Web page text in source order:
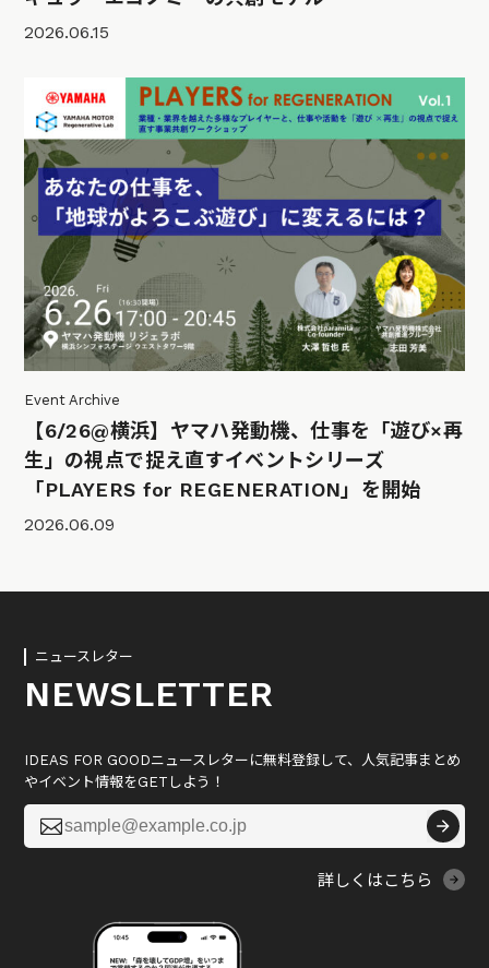
2026.06.15
Event Archive
【6/26@横浜】ヤマハ発動機、仕事を「遊び×再
生」の視点で捉え直すイベントシリーズ
「PLAYERS for REGENERATION」を開始
2026.06.09
ニュースレター
NEWSLETTER
IDEAS FOR GOODニュースレターに無料登録して、人気記事まとめ
やイベント情報をGETしよう！

詳しくはこちら